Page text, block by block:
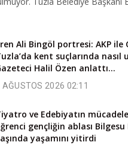
Ali Bingöl portresi: AKP ile
kent suçlarında nasıl
Halil Özen anlattı…
AĞUSTOS 2026 02:11
ve Edebiyatın
gençliğin ablası Bilgesu
yaşamını yitirdi